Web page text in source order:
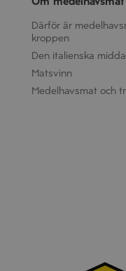
Därför är
kroppen
Den italienska
Matsvinn
Medelhavsmat och